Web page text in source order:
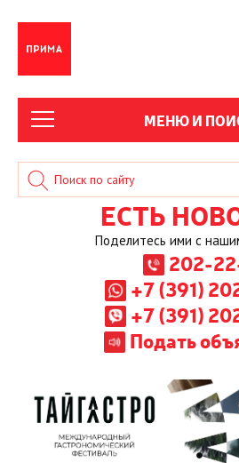
МЕНЮ И
ЕСТЬ
Поделитесь ими с
202-
+7 (391)
+7 (391)
Подать